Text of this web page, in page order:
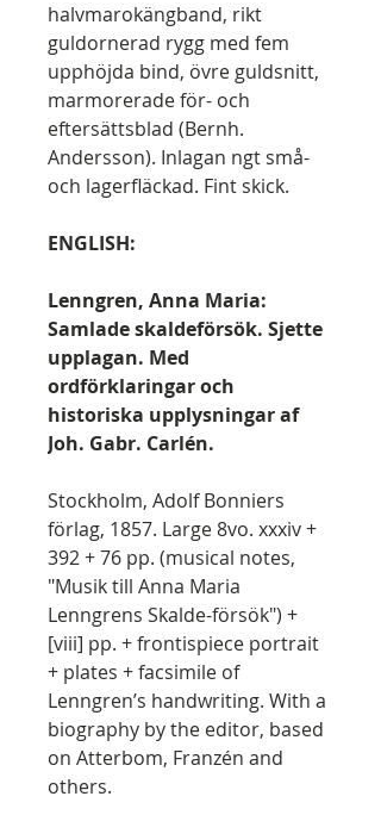
halvmarokängband, rikt
guldornerad rygg med fem
upphöjda bind, övre guldsnitt,
marmorerade för- och
eftersättsblad (Bernh.
Andersson). Inlagan ngt små-
och lagerfläckad. Fint skick.
ENGLISH:
Lenngren, Anna Maria:
Samlade skaldeförsök. Sjette
upplagan. Med
ordförklaringar och
historiska upplysningar af
Joh. Gabr. Carlén.
Stockholm, Adolf Bonniers
förlag, 1857. Large 8vo. xxxiv +
392 + 76 pp. (musical notes,
"Musik till Anna Maria
Lenngrens Skalde-försök") +
[viii] pp. + frontispiece portrait
+ plates + facsimile of
Lenngren’s handwriting. With a
biography by the editor, based
on Atterbom, Franzén and
others.